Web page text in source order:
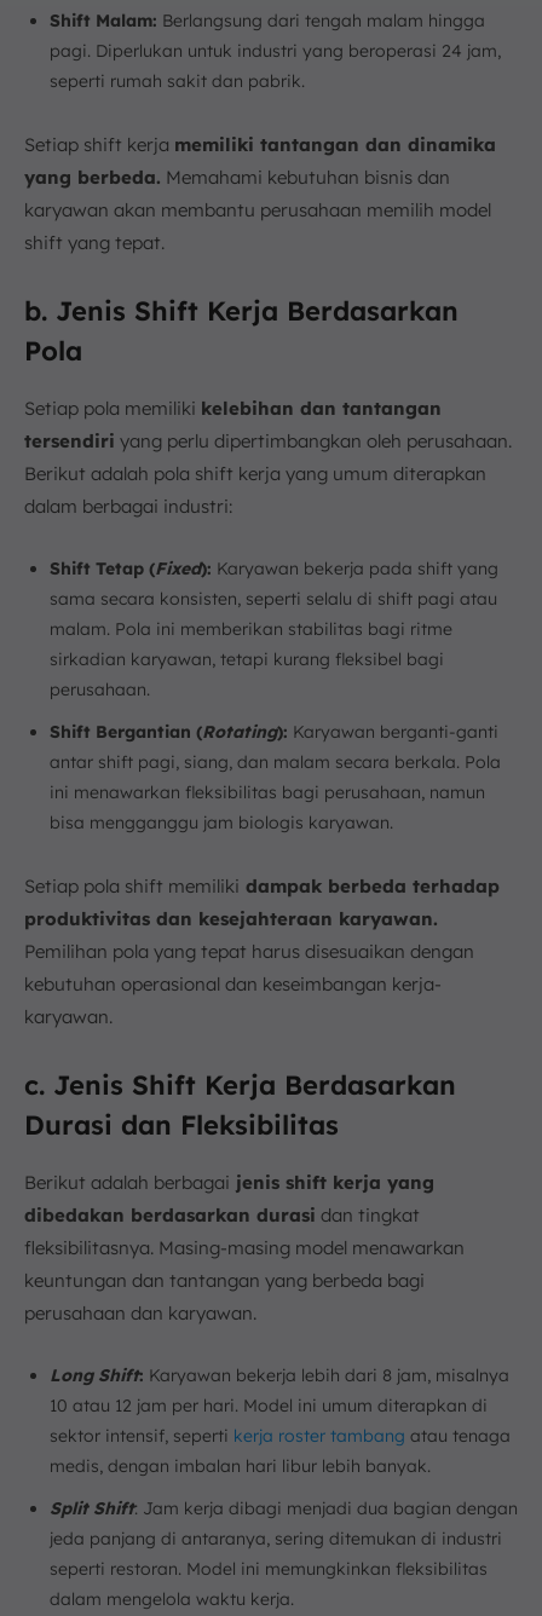
Shift Malam: Berlangsung dari tengah malam hingga
pagi. Diperlukan untuk industri yang beroperasi 24 jam,
seperti rumah sakit dan pabrik.
Setiap shift kerja memiliki tantangan dan dinamika
yang berbeda. Memahami kebutuhan bisnis dan
karyawan akan membantu perusahaan memilih model
shift yang tepat.
b. Jenis Shift Kerja Berdasarkan
Pola
Setiap pola memiliki kelebihan dan tantangan
tersendiri yang perlu dipertimbangkan oleh perusahaan.
Berikut adalah pola shift kerja yang umum diterapkan
dalam berbagai industri:
Shift Tetap (Fixed): Karyawan bekerja pada shift yang
sama secara konsisten, seperti selalu di shift pagi atau
malam. Pola ini memberikan stabilitas bagi ritme
sirkadian karyawan, tetapi kurang fleksibel bagi
perusahaan.
Shift Bergantian (Rotating): Karyawan berganti-ganti
antar shift pagi, siang, dan malam secara berkala. Pola
ini menawarkan fleksibilitas bagi perusahaan, namun
bisa mengganggu jam biologis karyawan.
Setiap pola shift memiliki dampak berbeda terhadap
produktivitas dan kesejahteraan karyawan.
Pemilihan pola yang tepat harus disesuaikan dengan
kebutuhan operasional dan keseimbangan kerja-
karyawan.
c. Jenis Shift Kerja Berdasarkan
Durasi dan Fleksibilitas
Berikut adalah berbagai jenis shift kerja yang
dibedakan berdasarkan durasi dan tingkat
fleksibilitasnya. Masing-masing model menawarkan
keuntungan dan tantangan yang berbeda bagi
perusahaan dan karyawan.
Long Shift: Karyawan bekerja lebih dari 8 jam, misalnya
10 atau 12 jam per hari. Model ini umum diterapkan di
sektor intensif, seperti kerja roster tambang atau tenaga
medis, dengan imbalan hari libur lebih banyak.
Split Shift: Jam kerja dibagi menjadi dua bagian dengan
jeda panjang di antaranya, sering ditemukan di industri
seperti restoran. Model ini memungkinkan fleksibilitas
dalam mengelola waktu kerja.